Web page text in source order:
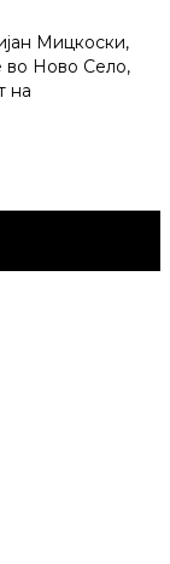
Мицкоски,
во Ново Село,
на